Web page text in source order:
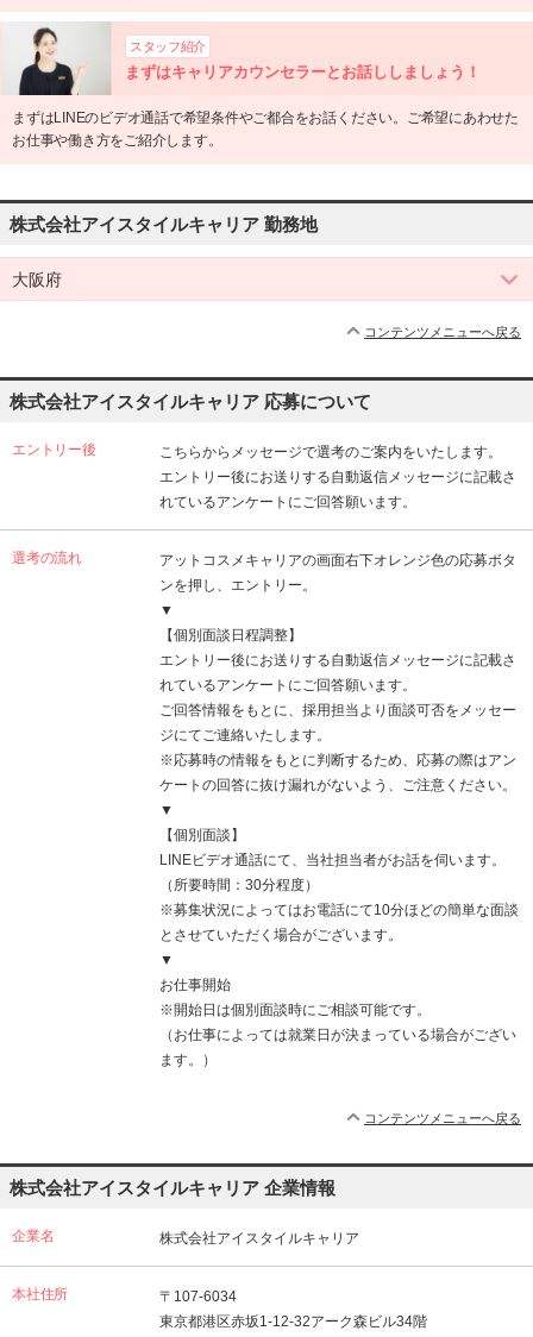
スタッフ紹介
まずはキャリアカウンセラーとお話ししましょう！
まずはLINEのビデオ通話で希望条件やご都合をお話ください。ご希望にあわせた
お仕事や働き方をご紹介します。
株式会社アイスタイルキャリア 勤務地
大阪府
コンテンツメニューへ戻る
株式会社アイスタイルキャリア 応募について
エントリー後
こちらからメッセージで選考のご案内をいたします。
エントリー後にお送りする自動返信メッセージに記載さ
れているアンケートにご回答願います。
選考の流れ
アットコスメキャリアの画面右下オレンジ色の応募ボタ
ンを押し、エントリー。
▼
【個別面談日程調整】
エントリー後にお送りする自動返信メッセージに記載さ
れているアンケートにご回答願います。
ご回答情報をもとに、採用担当より面談可否をメッセー
ジにてご連絡いたします。
※応募時の情報をもとに判断するため、応募の際はアン
ケートの回答に抜け漏れがないよう、ご注意ください。
▼
【個別面談】
LINEビデオ通話にて、当社担当者がお話を伺います。
（所要時間：30分程度）
※募集状況によってはお電話にて10分ほどの簡単な面談
とさせていただく場合がございます。
▼
お仕事開始
※開始日は個別面談時にご相談可能です。
（お仕事によっては就業日が決まっている場合がござい
ます。）
コンテンツメニューへ戻る
株式会社アイスタイルキャリア 企業情報
企業名 株式会社アイスタイルキャリア
本社住所
〒107-6034
東京都港区赤坂1-12-32アーク森ビル34階